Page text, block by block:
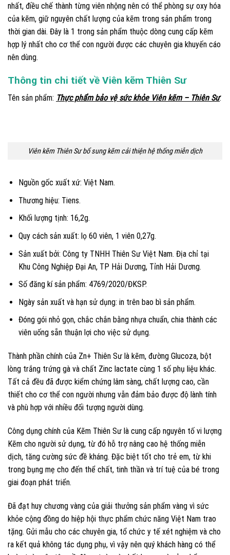
nhất, điều chế thành từng viên nhộng nên có thể phòng sự oxy hóa
của kẽm, giữ nguyên chất lượng của kẽm trong sản phẩm trong
thời gian dài. Đây là 1 trong sản phẩm thuộc dòng cung cấp kẽm
hợp lý nhất cho cơ thể con người được các chuyên gia khuyến cáo
nên dùng.
Thông tin chi tiết về Viên kẽm Thiên Sư
Tên sản phẩm: Thực phẩm bảo vệ sức khỏe Viên kẽm – Thiên Sư.
Viên kẽm Thiên Sư bổ sung kẽm cải thiện hệ thống miễn dịch
Nguồn gốc xuất xứ: Việt Nam.
Thương hiệu: Tiens.
Khối lượng tịnh: 16,2g.
Quy cách sản xuất: lọ 60 viên, 1 viên 0,27g.
Sản xuất bởi: Công ty TNHH Thiên Sư Việt Nam. Địa chỉ tại
Khu Công Nghiệp Đại An, TP Hải Dương, Tỉnh Hải Dương.
Số đăng kí sản phẩm: 4769/2020/ĐKSP.
Ngày sản xuất và hạn sử dụng: in trên bao bì sản phẩm.
Đóng gói nhỏ gọn, chắc chắn bằng nhựa chuẩn, chia thành các
viên uống sẵn thuận lợi cho việc sử dụng.
Thành phần chính của Zn+ Thiên Sư là kẽm, đường Glucoza, bột
lòng trắng trứng gà và chất Zinc lactate cùng 1 số phụ liệu khác.
Tất cả đều đã được kiểm chứng lâm sàng, chất lượng cao, cần
thiết cho cơ thể con người nhưng vẫn đảm bảo được độ lành tính
và phù hợp với nhiều đối tượng người dùng.
Công dụng chính của Kẽm Thiên Sư là cung cấp nguyên tố vi lượng
Kẽm cho người sử dụng, từ đó hỗ trợ nâng cao hệ thống miễn
dịch, tăng cường sức đề kháng. Đặc biệt tốt cho trẻ em, từ khi
trong bụng mẹ cho đến thể chất, tinh thần và trí tuệ của bé trong
giai đoạn phát triển.
Đã đạt huy chương vàng của giải thưởng sản phẩm vàng vì sức
khỏe cộng đồng do hiệp hội thực phẩm chức năng Việt Nam trao
tặng. Gửi mẫu cho các chuyên gia, tổ chức y tế xét nghiệm và cho
ra kết quả không tác dụng phụ, vì vậy nên quý khách hàng có thể